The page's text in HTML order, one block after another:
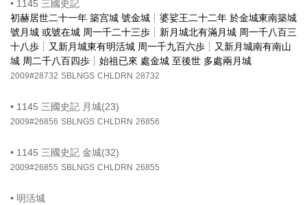
• 1145 三國史記
初赫居世二十一年 築宫城 號金城┆婆娑王二十二年 於金城東南築城
號月城 或號在城 周一千二十三歩┆新月城北有滿月城 周一千八百三
十八歩┆又新月城東有明活城 周一千九百六歩┆又新月城南有南山
城 周二千八百四歩┆始祖已來 處金城 至後世 多處兩月城
2009#28732 SBLNGS CHLDRN 28732
• 1145 三國史記 月城(23)
2009#26856 SBLNGS CHLDRN 26856
• 1145 三國史記 金城(32)
2009#26855 SBLNGS CHLDRN 26855
• 明活城